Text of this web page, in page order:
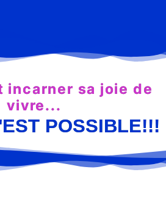
incarner sa joie de
vivre...
POSSIBLE!!!